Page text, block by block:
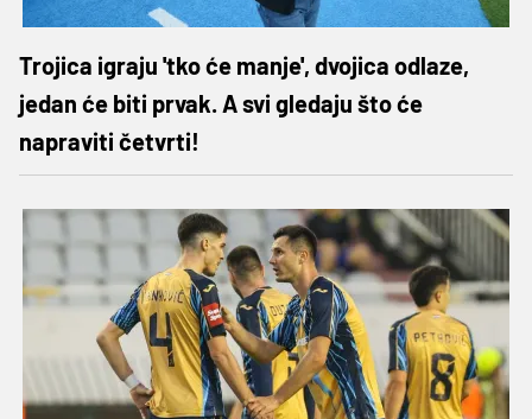
Trojica igraju 'tko će manje', dvojica odlaze,
jedan će biti prvak. A svi gledaju što će
napraviti četvrti!